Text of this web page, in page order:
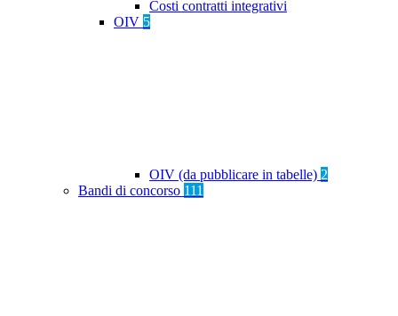
Costi contratti integrativi
OIV 5
OIV (da pubblicare in tabelle) 2
Bandi di concorso 111